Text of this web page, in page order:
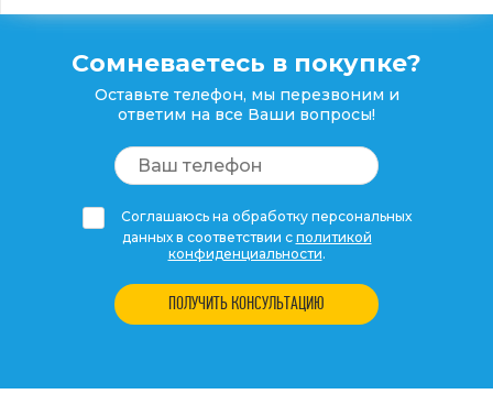
Сомневаетесь в покупке?
Оставьте телефон, мы перезвоним и
ответим на все Ваши вопросы!
Соглашаюсь на обработку персональных
данных в соответствии с политикой
конфиденциальности.
ПОЛУЧИТЬ КОНСУЛЬТАЦИЮ